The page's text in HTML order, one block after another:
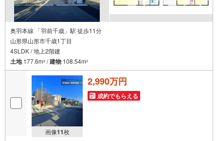
奥羽本線 「羽前千歳」駅 徒歩11分
山形県山形市千歳1丁目
4SLDK / 地上2階建
土地177.6m2 /建物 108.54m2
画像11枚
2,990万円
成約でもらえる